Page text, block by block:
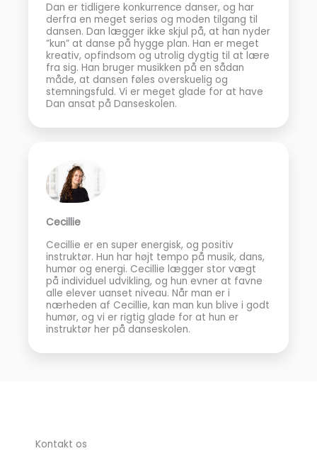
Dan er tidligere konkurrence danser, og har
derfra en meget seriøs og moden tilgang til
dansen. Dan lægger ikke skjul på, at han nyder
”kun” at danse på hygge plan. Han er meget
kreativ, opfindsom og utrolig dygtig til at lære
fra sig. Han bruger musikken på en sådan
måde, at dansen føles overskuelig og
stemningsfuld. Vi er meget glade for at have
Dan ansat på Danseskolen.
Cecillie
Cecillie er en super energisk, og positiv
instruktør. Hun har højt tempo på musik, dans,
humør og energi. Cecillie lægger stor vægt
på individuel udvikling, og hun evner at favne
alle elever uanset niveau. Når man er i
nærheden af Cecillie, kan man kun blive i godt
humør, og vi er rigtig glade for at hun er
instruktør her på danseskolen.
Kontakt os